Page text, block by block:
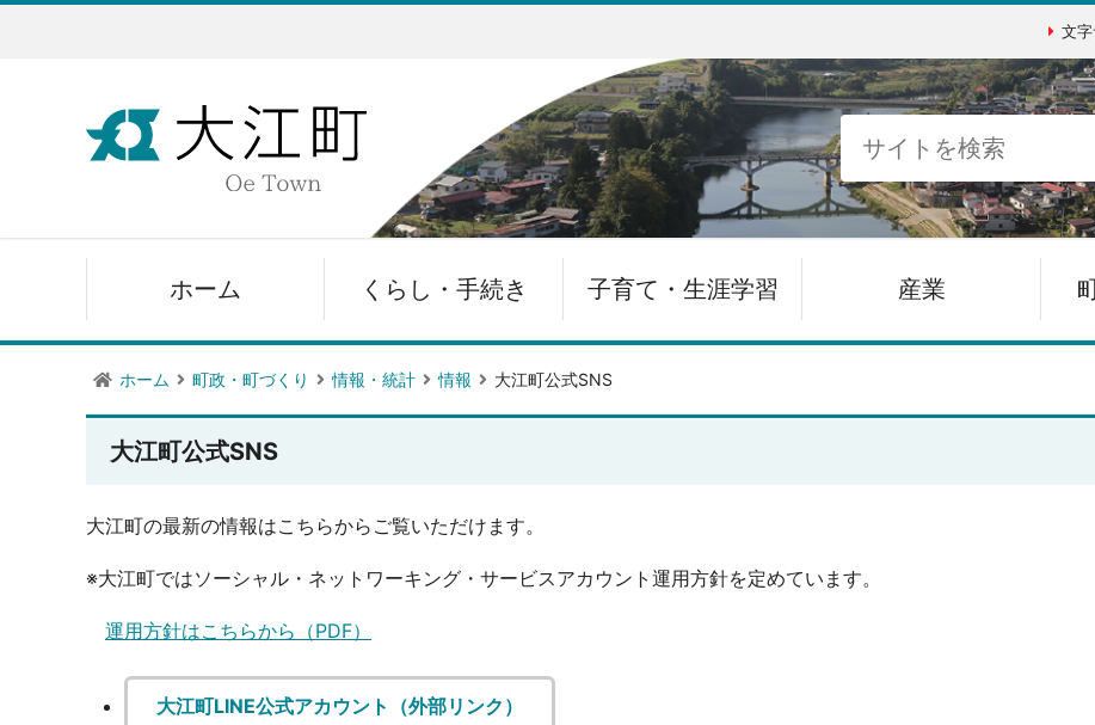
文
ホーム くらし・手続き 子育て・生涯学習 産業
ホーム 町政・町づくり 情報・統計 情報 大江町公式SNS
大江町公式SNS
大江町の最新の情報はこちらからご覧いただけます。
※大江町ではソーシャル・ネットワーキング・サービスアカウント運用方針を定めています。
運用方針はこちらから（PDF）
大江町LINE公式アカウント（外部リンク）